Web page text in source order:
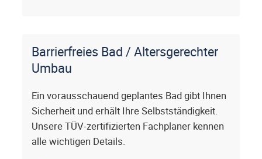
Barrierfreies Bad / Altersgerechter
Umbau
Ein vorausschauend geplantes Bad gibt Ihnen
Sicherheit und erhält Ihre Selbstständigkeit.
Unsere TÜV-zertifizierten Fachplaner kennen
alle wichtigen Details.